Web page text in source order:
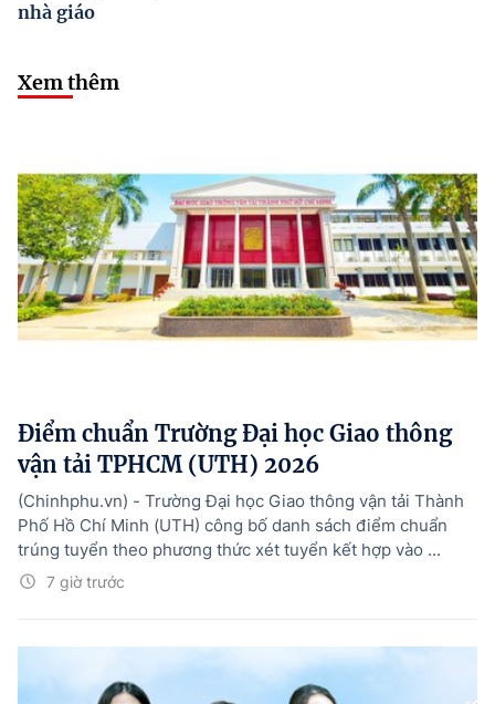
nhà giáo
Xem thêm
Điểm chuẩn Trường Đại học Giao thông
vận tải TPHCM (UTH) 2026
7 giờ trước
(Chinhphu.vn) - Trường Đại học Giao thông vận tải Thành
Phố Hồ Chí Minh (UTH) công bố danh sách điểm chuẩn
trúng tuyển theo phương thức xét tuyển kết hợp vào ...